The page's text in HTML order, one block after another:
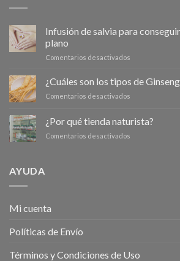
Infusión de salvia para
plano
Comentarios desactivados
de
un
¿Cuáles son los tipos de
Comentarios desactivados
los
¿Por qué tienda naturista?
Comentarios desactivados
AYUDA
Mi cuenta
Políticas de Envío
Términos y Condiciones de Uso